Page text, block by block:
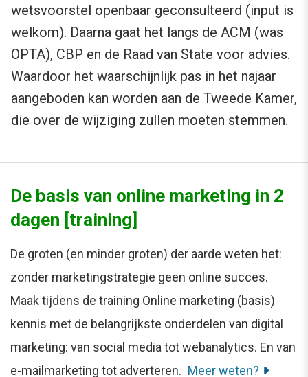
wetsvoorstel openbaar geconsulteerd (input is
welkom). Daarna gaat het langs de ACM (was
OPTA), CBP en de Raad van State voor advies.
Waardoor het waarschijnlijk pas in het najaar
aangeboden kan worden aan de Tweede Kamer,
die over de wijziging zullen moeten stemmen.
De basis van online marketing in 2
dagen [training]
De groten (en minder groten) der aarde weten het:
zonder marketingstrategie geen online succes.
Maak tijdens de training Online marketing (basis)
kennis met de belangrijkste onderdelen van digital
marketing: van social media tot webanalytics. En van
e-mailmarketing tot adverteren. Meer weten?